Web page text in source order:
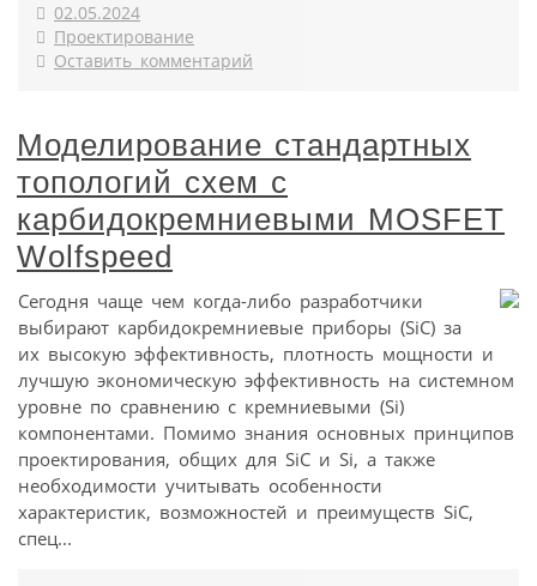
02.05.2024
Проектирование
Оставить комментарий
Моделирование стандартных
топологий схем с
карбидокремниевыми MOSFET
Wolfspeed
Сегодня чаще чем когда-либо разработчики
выбирают карбидокремниевые приборы (SiC) за
их высокую эффективность, плотность мощности и
лучшую экономическую эффективность на системном
уровне по сравнению с кремниевыми (Si)
компонентами. Помимо знания основных принципов
проектирования, общих для SiC и Si, а также
необходимости учитывать особенности
характеристик, возможностей и преимуществ SiC,
спец...